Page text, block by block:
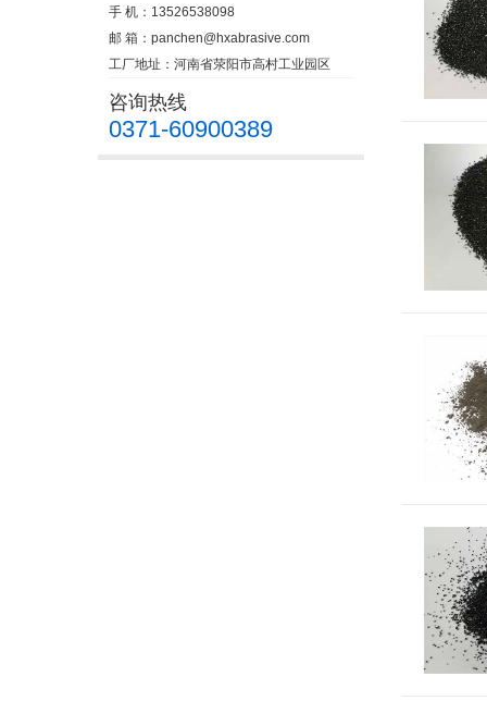
手 机：13526538098
邮 箱： panchen@hxabrasive.com
工厂地址：河南省荥阳市高村工业园区
咨询热线
0371-60900389